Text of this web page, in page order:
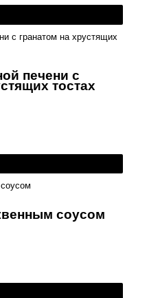
печени с
тостах
соусом